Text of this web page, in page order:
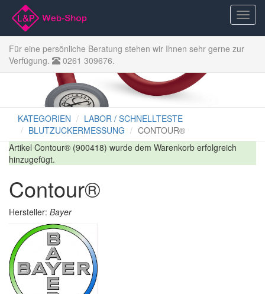
Für eine persönliche Beratung stehen wir Ihnen sehr gerne zur
Verfügung.
0261 309676.
KATEGORIEN
LABOR / SCHNELLTESTE
BLUTZUCKERMESSUNG
CONTOUR®
Artikel Contour® (900418) wurde dem Warenkorb erfolgreich
hinzugefügt.
Contour®
Hersteller: Bayer